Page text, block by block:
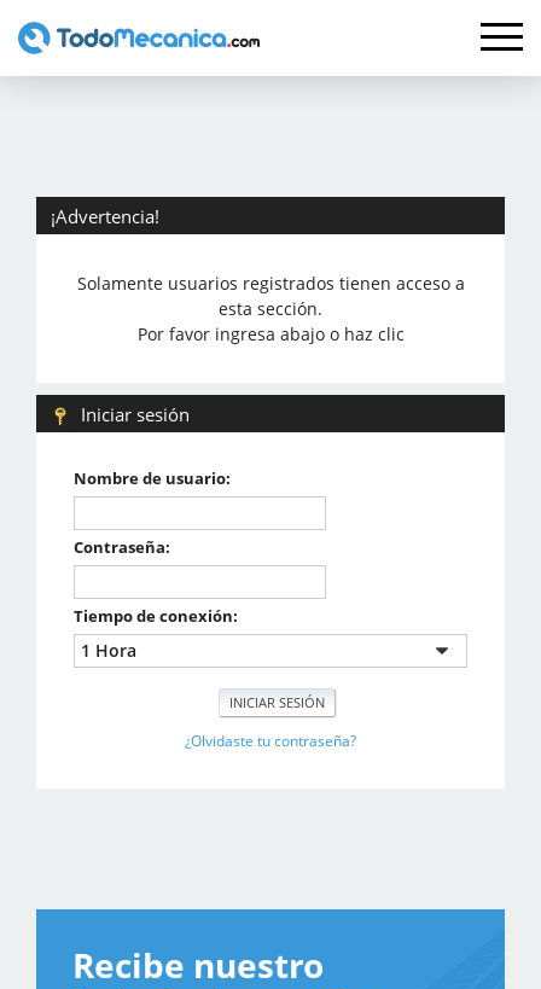
¡Advertencia!
Solamente usuarios registrados tienen acceso a
esta sección.
Por favor ingresa abajo o haz clic
Iniciar sesión
Nombre de usuario:
Contraseña:
Tiempo de conexión:
¿Olvidaste tu contraseña?
Recibe nuestro